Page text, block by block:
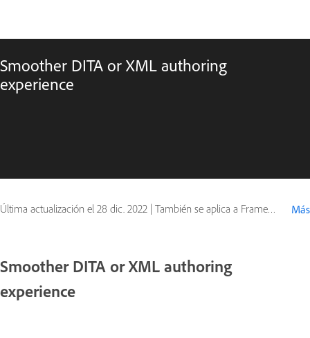
Smoother DITA or XML authoring
experience
Última actualización el 28 dic. 2022 | También se aplica a FrameMaker (2019 release) Más
Smoother DITA or XML authoring
experience